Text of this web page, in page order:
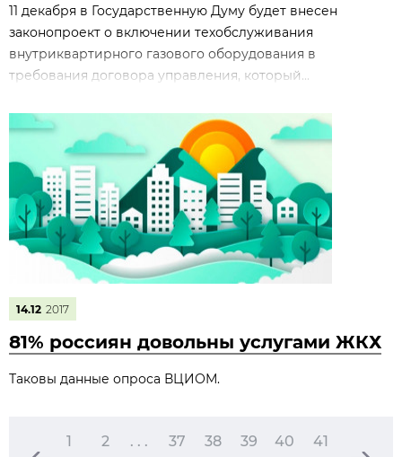
11 декабря в Государственную Думу будет внесен
законопроект о включении техобслуживания
внутриквартирного газового оборудования в
требования договора управления, который...
14.12 2017
81% россиян довольны услугами ЖКХ
Таковы данные опроса ВЦИОМ.
1 2 . . . 37 38 39 40
41